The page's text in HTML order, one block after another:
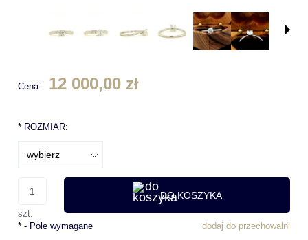
Cena: 12 000,00 zł
* ROZMIAR:
szt.
DO KOSZYKA
dodaj do przechowalni
* - Pole wymagane